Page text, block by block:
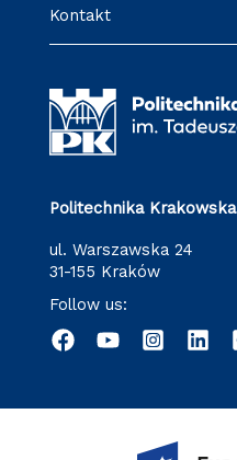
Kontakt
Politechnika Krakowska
ul. Warszawska 24
31-155 Kraków
Follow us: